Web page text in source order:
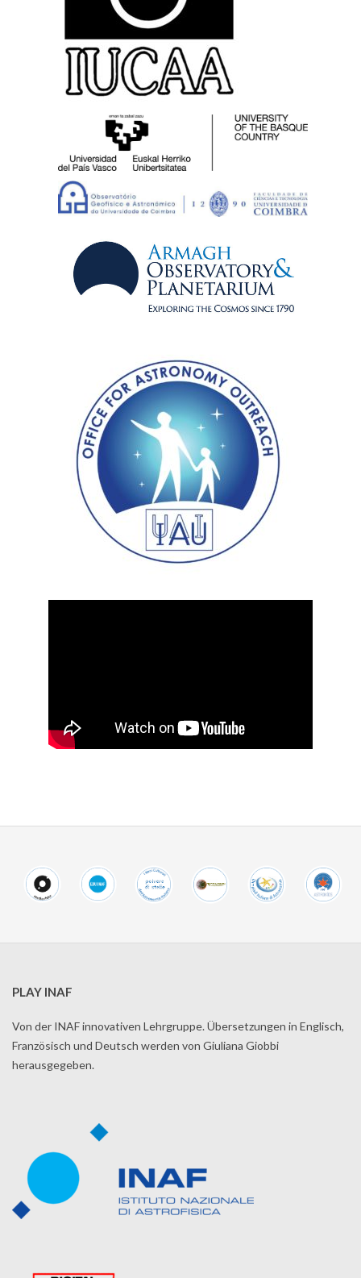
09-
PLAY INAF
Von der INAF innovativen Lehrgruppe. Übersetzungen in Englisch,
Französisch und Deutsch werden von Giuliana Giobbi
herausgegeben.